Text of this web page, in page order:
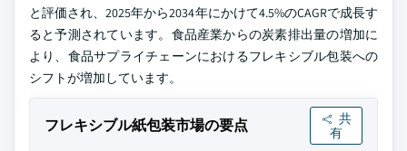
と評価され、2025年から2034年にかけて4.5%のCAGRで成長す
ると予測されています。食品産業からの炭素排出量の増加に
より、食品サプライチェーンにおけるフレキシブル包装への
シフトが増加しています。
フレキシブル紙包装市場の要点
共
有